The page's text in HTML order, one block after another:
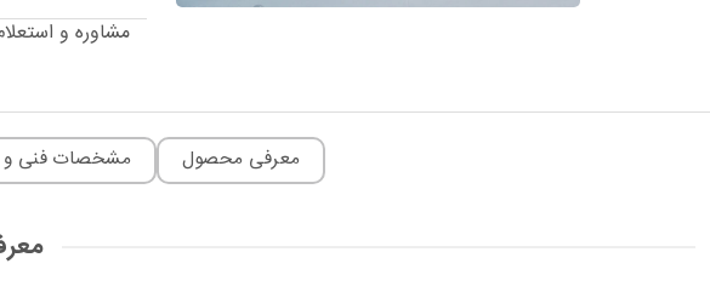
مشاوره و
معرفی محصول مشخصات فنی و